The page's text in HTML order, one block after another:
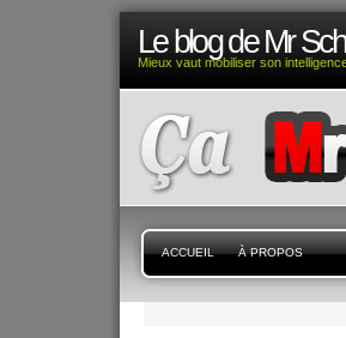
Le blog de Mr
Mieux vaut mobiliser son
ACCUEIL À PROPOS